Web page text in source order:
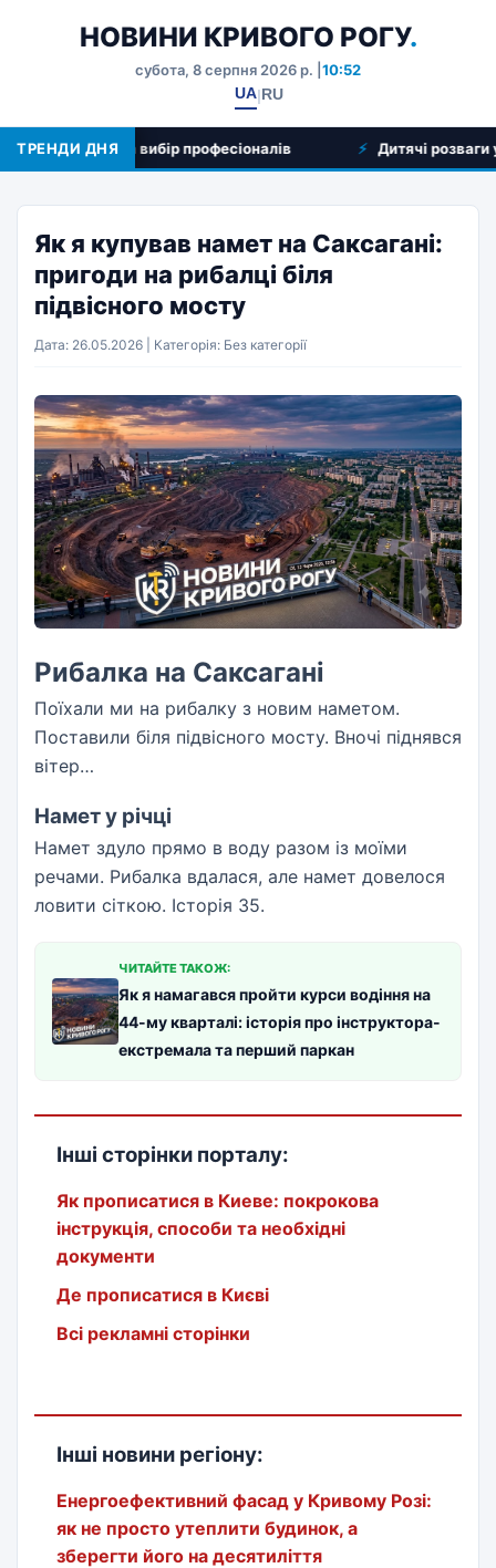
НОВИНИ КРИВОГО РОГУ.
субота, 8 серпня 2026 р. | 10:52
UA|RU
ТРЕНДИ ДНЯ
послуг та вибір професіоналів Дитячі розваги у
Як я купував намет на Саксагані:
пригоди на рибалці біля
підвісного мосту
Дата: 26.05.2026 | Категорія: Без категорії
Рибалка на Саксагані
Поїхали ми на рибалку з новим наметом.
Поставили біля підвісного мосту. Вночі піднявся
вітер…
Намет у річці
Намет здуло прямо в воду разом із моїми
речами. Рибалка вдалася, але намет довелося
ловити сіткою. Історія 35.
ЧИТАЙТЕ ТАКОЖ:
Як я намагався пройти курси водіння на
44-му кварталі: історія про інструктора-
екстремала та перший паркан
Інші сторінки порталу:
Як прописатися в Киеве: покрокова
інструкція, способи та необхідні
документи
Де прописатися в Києві
Всі рекламні сторінки
Інші новини регіону:
Енергоефективний фасад у Кривому Розі:
як не просто утеплити будинок, а
зберегти його на десятиліття